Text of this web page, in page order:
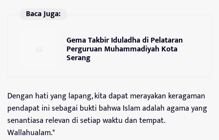
Baca Juga:
Gema Takbir Iduladha di Pelataran
Perguruan Muhammadiyah Kota
Serang
Dengan hati yang lapang, kita dapat merayakan keragaman
pendapat ini sebagai bukti bahwa Islam adalah agama yang
senantiasa relevan di setiap waktu dan tempat.
Wallahualam.*